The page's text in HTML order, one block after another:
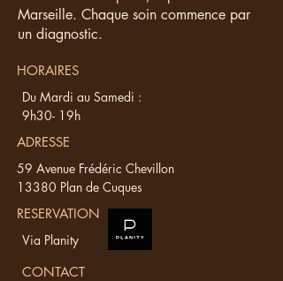
Marseille. Chaque soin commence par
un diagnostic.
HORAIRES
Du Mardi au Samedi :
9h30- 19h
ADRESSE
59 Avenue Frédéric Chevillon
13380 Plan de Cuques
RESERVATION
Via Planity
CONTACT